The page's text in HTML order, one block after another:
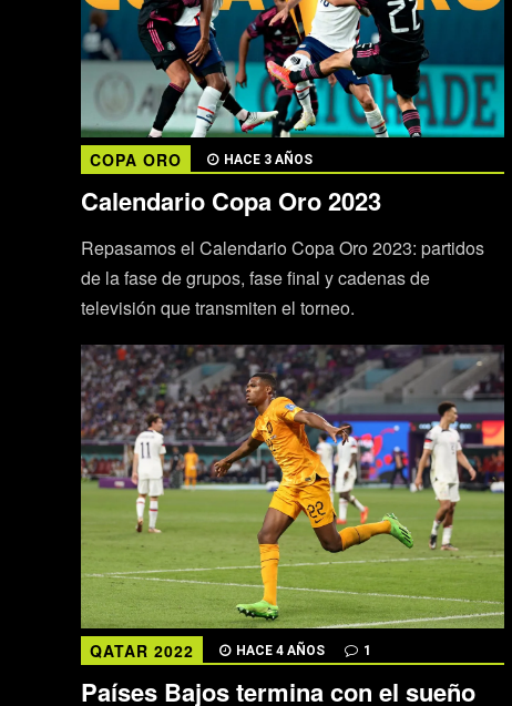
COPA ORO HACE 3 AÑOS
Calendario Copa Oro 2023
Repasamos el Calendario Copa Oro 2023: partidos
de la fase de grupos, fase final y cadenas de
televisión que transmiten el torneo.
QATAR 2022 HACE 4 AÑOS 1
Países Bajos termina con el sueño